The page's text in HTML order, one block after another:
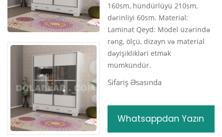
160sm, hündürlüyü 210sm,
dərinliyi 60sm. Material:
Laminat Qeyd: Model üzərində
rəng, ölçü, dizayn və material
dəyişiklikləri etmək
mümkündür.
Sifariş Əsasında
Whatsappdan Yazın